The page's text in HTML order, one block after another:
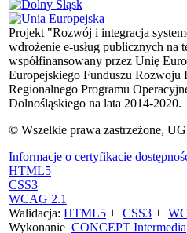
Projekt "Rozwój i integracja
wdrożenie e-usług publicznych na
współfinansowany przez Unię
Europejskiego Funduszu Rozwoju
Regionalnego Programu
Dolnośląskiego na lata 2014-2020.
© Wszelkie prawa zastrzeżone,
Informacje o certyfikacie
HTML5
CSS3
WCAG 2.1
Walidacja: HTML5 + CSS3 +
Wykonanie CONCEPT Intermedia